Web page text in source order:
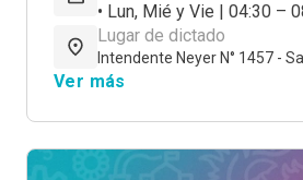
• Lun, Mié y Vie | 04:30 –
Lugar de dictado
Intendente Neyer N° 1457 -
Ver más